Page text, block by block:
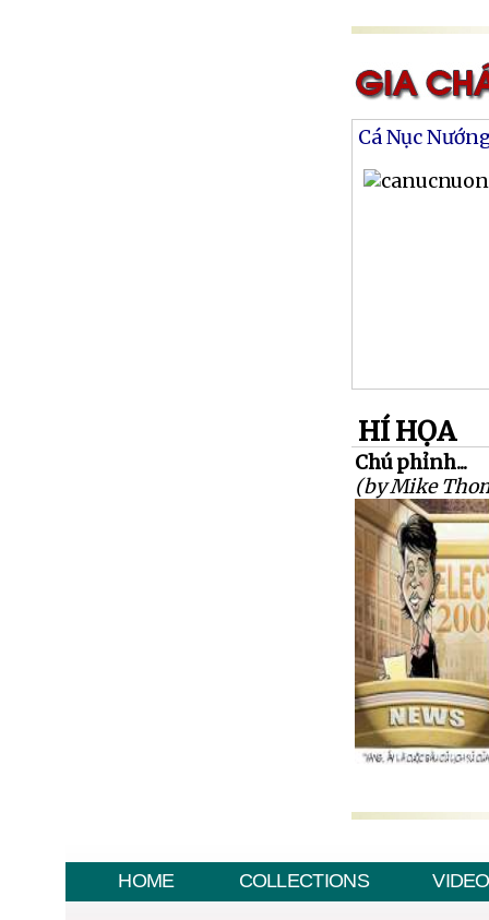
Cá Nục
HÍ HỌA
Chú phỉnh...
(by Mike
HOME COLLECTIONS VIDEO